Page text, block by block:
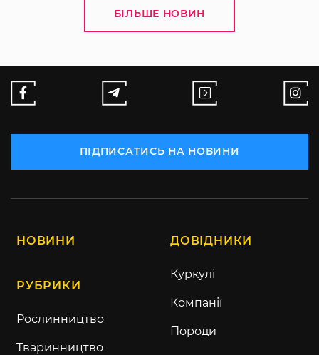
БІЛЬШЕ НОВИН
ПІДПИСАТИСЬ НА НОВИНИ
НОВИНИ
РУБРИКИ
Рослинництво
Тваринництво
ДОВІДНИКИ
Куркулі
Компанії
Породи